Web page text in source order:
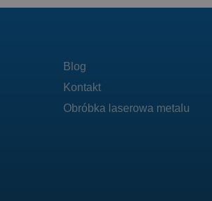
Blog
Kontakt
Obróbka laserowa metalu